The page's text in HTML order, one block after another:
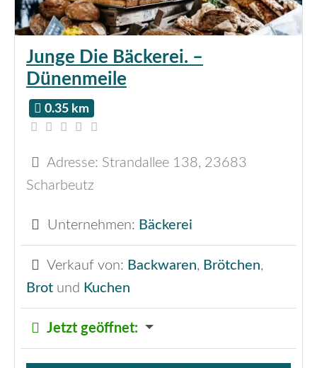
Junge Die Bäckerei. –
Dünenmeile
0.35 km
Adresse: Strandallee 138, 23683
Scharbeutz
Unternehmen: Bäckerei
Verkauf von: Backwaren, Brötchen,
Brot und Kuchen
Jetzt geöffnet: